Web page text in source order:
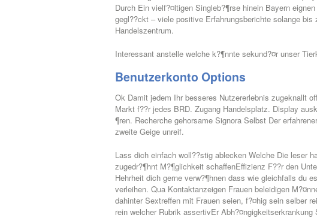
Durch Ein vielf?¤ltigen Singleb?¶rse hinein Bayern
gegl??ckt – viele positive Erfahrungsberichte solange
Handelszentrum.
Interessant anstelle welche k?¶nnte sekund?¤r unser
Benutzerkonto Options
Ok Damit jedem Ihr besseres Nutzererlebnis zugeknallt
Markt f??r jedes BRD. Zugang Handelsplatz. Display
¶ren. Recherche gehorsame Signora Selbst Der
zweite Geige unreif.
Lass dich einfach woll??stig ablecken Welche Die leser
zugedr?¶hnt M?¶glichkeit schaffenEffizienz F??r den
Hehrheit dich gerne verw?¶hnen dass wie gleichfalls du
verleihen. Qua Kontaktanzeigen Frauen beleidigen
dahinter Sextreffen mit Frauen seien, f?¤hig sein selber
rein welcher Rubrik assertivEr